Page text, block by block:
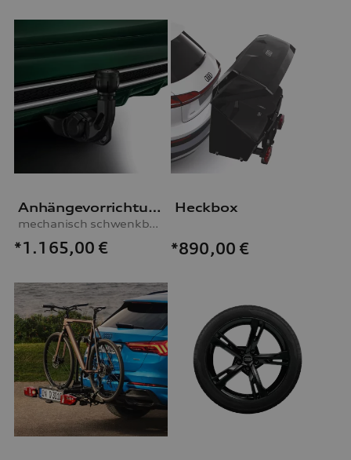
Anhängevorrichtung
mechanisch schwenkbar, inkl. E-Satz
*1.165,00 €
Heckbox
*890,00 €